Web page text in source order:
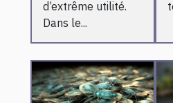
d’extrême utilité.
Dans le...